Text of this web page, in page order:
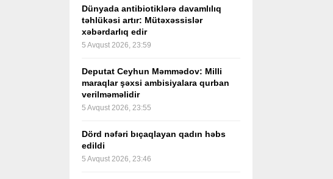
Dünyada antibiotiklərə davamlılıq
təhlükəsi artır: Mütəxəssislər
xəbərdarlıq edir
5 Avqust 2026, 23:59
Deputat Ceyhun Məmmədov: Milli
maraqlar şəxsi ambisiyalara qurban
verilməməlidir
5 Avqust 2026, 23:55
Dörd nəfəri bıçaqlayan qadın həbs
edildi
5 Avqust 2026, 23:46